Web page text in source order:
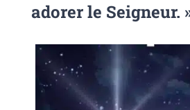
adorer le Seigneur.